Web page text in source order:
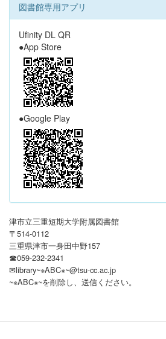
図書館専用アプリ
Ufinity DL QR
●App Store
●Google Play
津市立三重短期大学附属図書館
〒514-0112
三重県津市一身田中野157
☎059-232-2341
✉library~※ABC※~@tsu-cc.ac.jp
~※ABC※~を削除し、送信ください。